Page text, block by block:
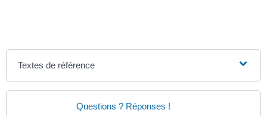
Textes de référence
Questions ? Réponses !